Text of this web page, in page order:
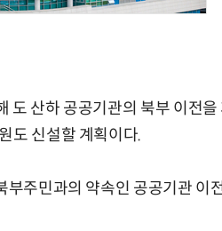
도 산하 공공기관의 북부 이전을
도 신설할 계획이다.
주민과의 약속인 공공기관 이